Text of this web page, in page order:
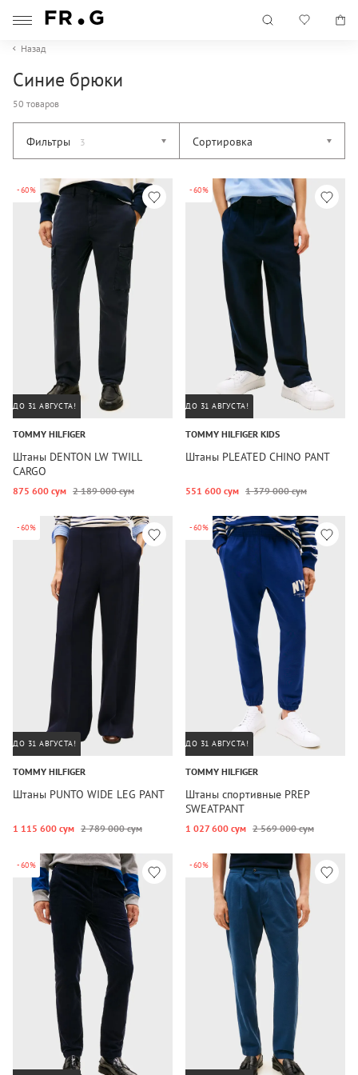
Назад
Синие брюки
50 товаров
Фильтры 3 Сортировка
-60%
ДО 31 АВГУСТА!
TOMMY HILFIGER
Штаны DENTON LW TWILL
CARGO
875 600 сум 2 189 000 сум
-60%
ДО 31 АВГУСТА!
TOMMY HILFIGER KIDS
Штаны PLEATED CHINO PANT
551 600 сум 1 379 000 сум
-60%
ДО 31 АВГУСТА!
TOMMY HILFIGER
Штаны PUNTO WIDE LEG PANT
1 115 600 сум 2 789 000 сум
-60%
ДО 31 АВГУСТА!
TOMMY HILFIGER
Штаны спортивные PREP
SWEATPANT
1 027 600 сум 2 569 000 сум
-60% -60%